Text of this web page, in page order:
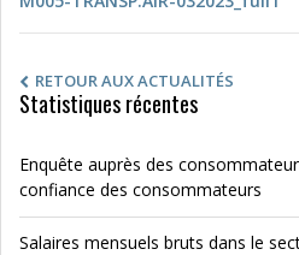
RETOUR AUX ACTUALITÉS
Statistiques récentes
Enquête auprès des
confiance des consommateurs
Salaires mensuels bruts dans le